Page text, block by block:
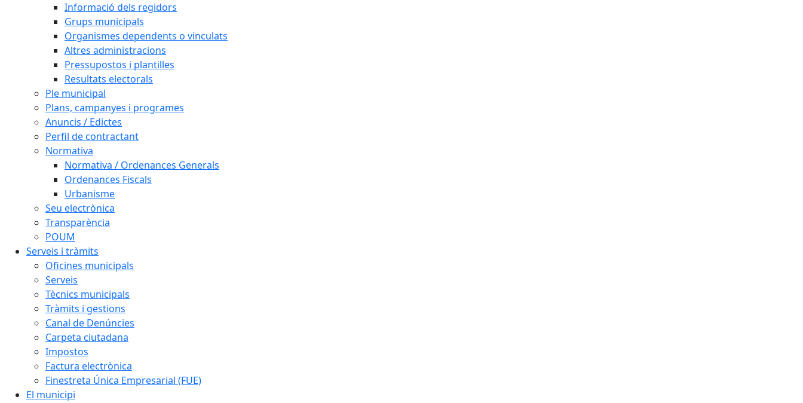
Informació dels regidors
Grups municipals
Organismes dependents o vinculats
Altres administracions
Pressupostos i plantilles
Resultats electorals
Ple municipal
Plans, campanyes i programes
Anuncis / Edictes
Perfil de contractant
Normativa
Normativa / Ordenances Generals
Ordenances Fiscals
Urbanisme
Seu electrònica
Transparència
POUM
Serveis i tràmits
Oficines municipals
Serveis
Tècnics municipals
Tràmits i gestions
Canal de Denúncies
Carpeta ciutadana
Impostos
Factura electrònica
Finestreta Única Empresarial (FUE)
El municipi